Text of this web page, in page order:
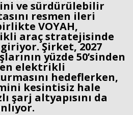
ve sürdürülebilir
resmen ileri
VOYAH,
araç stratejisinde
Şirket, 2027
yüzde 50’sinden
elektrikli
hedeflerken,
kesintisiz hale
şarj altyapısını da